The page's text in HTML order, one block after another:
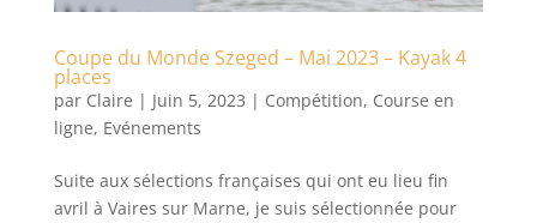
Coupe du Monde Szeged – Mai 2023 – Kayak 4
places
par Claire | Juin 5, 2023 | Compétition, Course en
ligne, Evénements
Suite aux sélections françaises qui ont eu lieu fin
avril à Vaires sur Marne, je suis sélectionnée pour